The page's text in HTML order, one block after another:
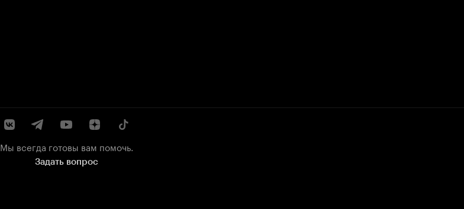
Мы всегда готовы вам помочь.
Задать вопрос